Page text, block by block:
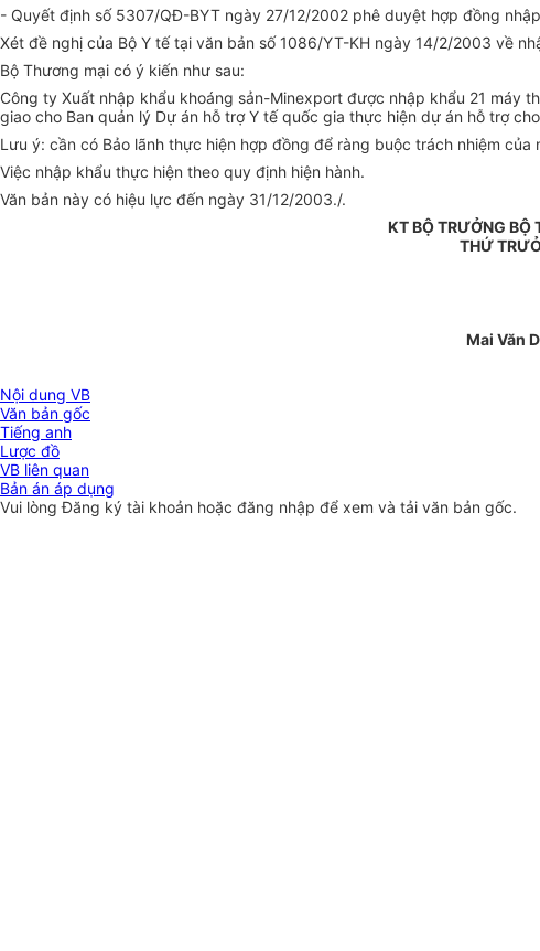
- Quyết định số 5307/QĐ-BYT ngày 27/12/2002 phê duyệt hợp đồng
Xét đề nghị của Bộ Y tế tại văn bản số 1086/YT-KH ngày 14/2/2003 về
Bộ Thương mại có ý kiến như sau:
Công ty Xuất nhập khẩu khoáng sản-Minexport được nhập khẩu 21 máy
giao cho Ban quản lý Dự án hỗ trợ Y tế quốc gia thực hiện dự án hỗ trợ
Lưu ý: cần có Bảo lãnh thực hiện hợp đồng để ràng buộc trách nhiệm
Việc nhập khẩu thực hiện theo quy định hiện hành.
Văn bản này có hiệu lực đến ngày 31/12/2003./.
KT BỘ TRƯỞNG BỘ
THỨ
Mai Văn
Nội dung VB
Văn bản gốc
Tiếng anh
Lược đồ
VB liên quan
Bản án áp dụng
Vui lòngĐăng ký tài khoản hoặc đăng nhập để xem và tải văn bản gốc.